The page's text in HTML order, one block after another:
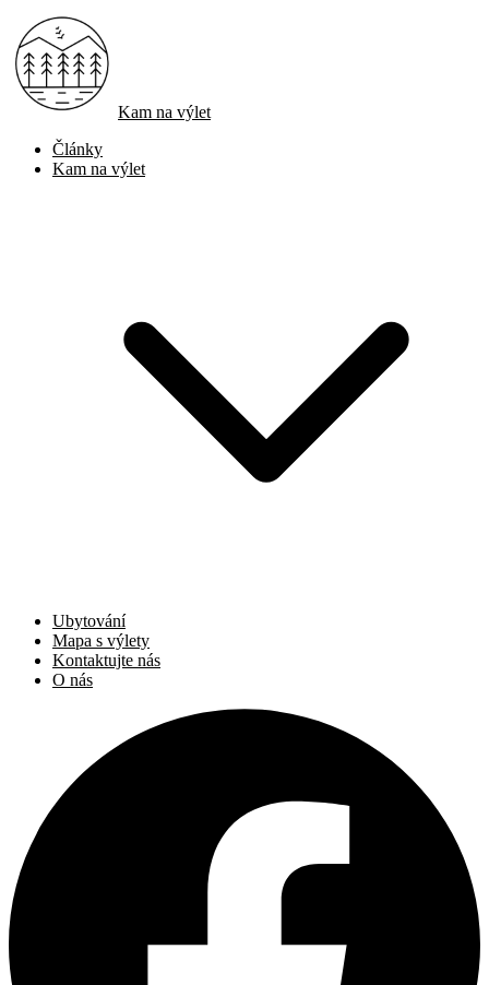
Kam na výlet
Články
Kam na výlet
Ubytování
Mapa s výlety
Kontaktujte nás
O nás